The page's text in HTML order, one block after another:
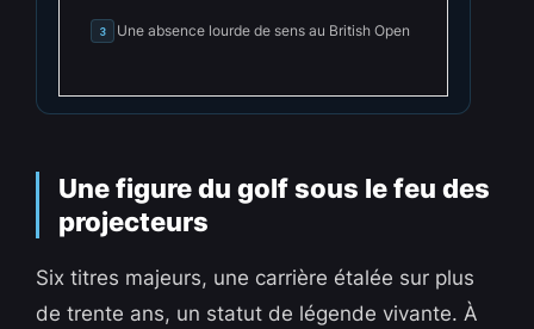
3 Une absence lourde de sens au British Open
Une figure du golf sous le feu des
projecteurs
Six titres majeurs, une carrière étalée sur plus
de trente ans, un statut de légende vivante. À